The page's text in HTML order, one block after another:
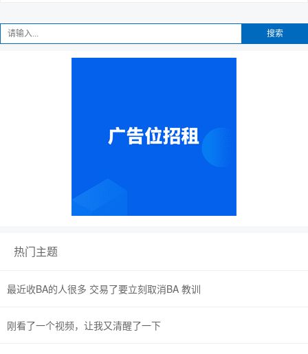
搜索
热门主题
最近收BA的人很多 交易了要立刻取消BA 教训
刚看了一个视频，让我又清醒了一下